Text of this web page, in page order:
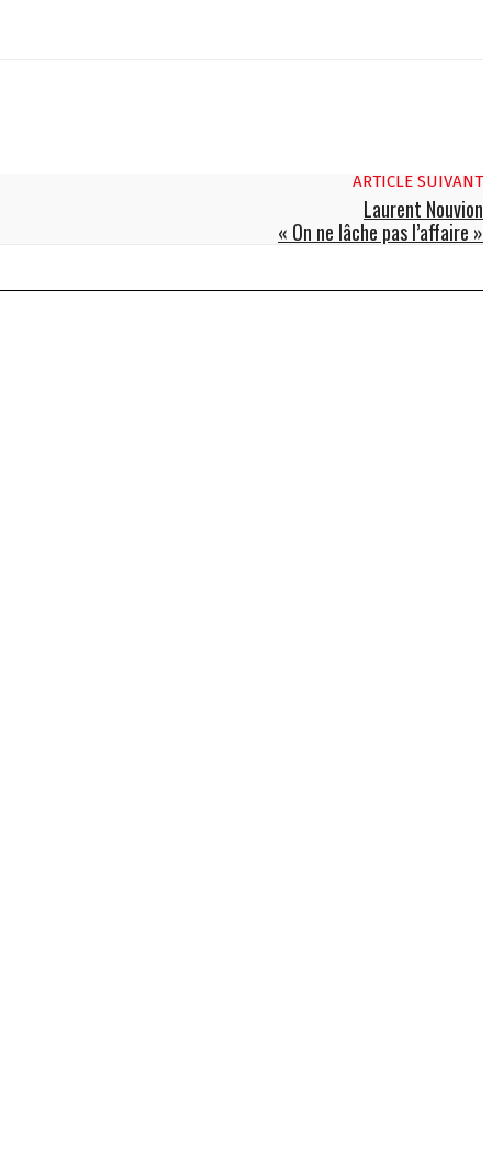
ARTICLE SUIVANT
Laurent Nouvion
« On ne lâche pas l’affaire »